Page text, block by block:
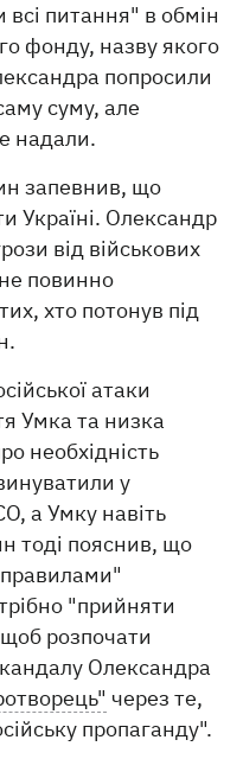
питання" в обмін
фонду, назву якого
попросили
суму, але
надали.
запевнив, що
Україні. Олександр
від військових
повинно
хто потонув під
атаки
Умка та низка
необхідність
у
а Умку навіть
тоді пояснив, що
правилами"
"прийняти
розпочати
Олександра
через те,
пропаганду".